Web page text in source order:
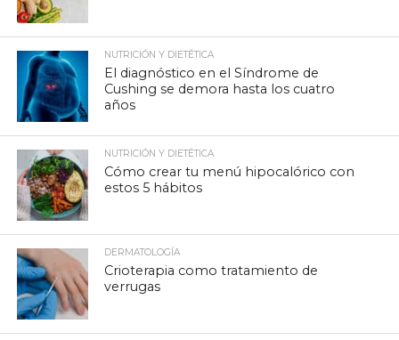
NUTRICIÓN Y DIETÉTICA
El diagnóstico en el Síndrome de
Cushing se demora hasta los cuatro
años
NUTRICIÓN Y DIETÉTICA
Cómo crear tu menú hipocalórico con
estos 5 hábitos
DERMATOLOGÍA
Crioterapia como tratamiento de
verrugas